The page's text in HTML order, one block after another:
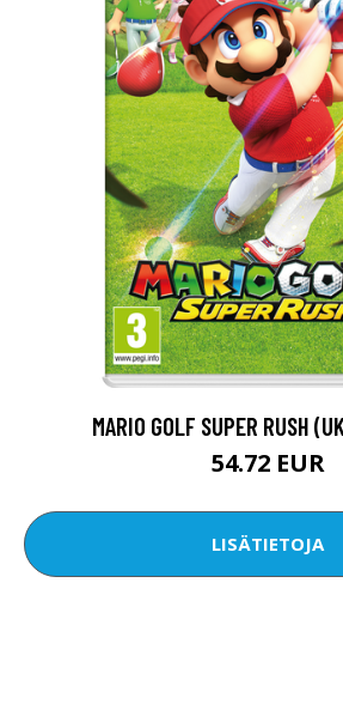
MARIO GOLF SUPER RUSH
54.72 EUR
LISÄTIETOJA